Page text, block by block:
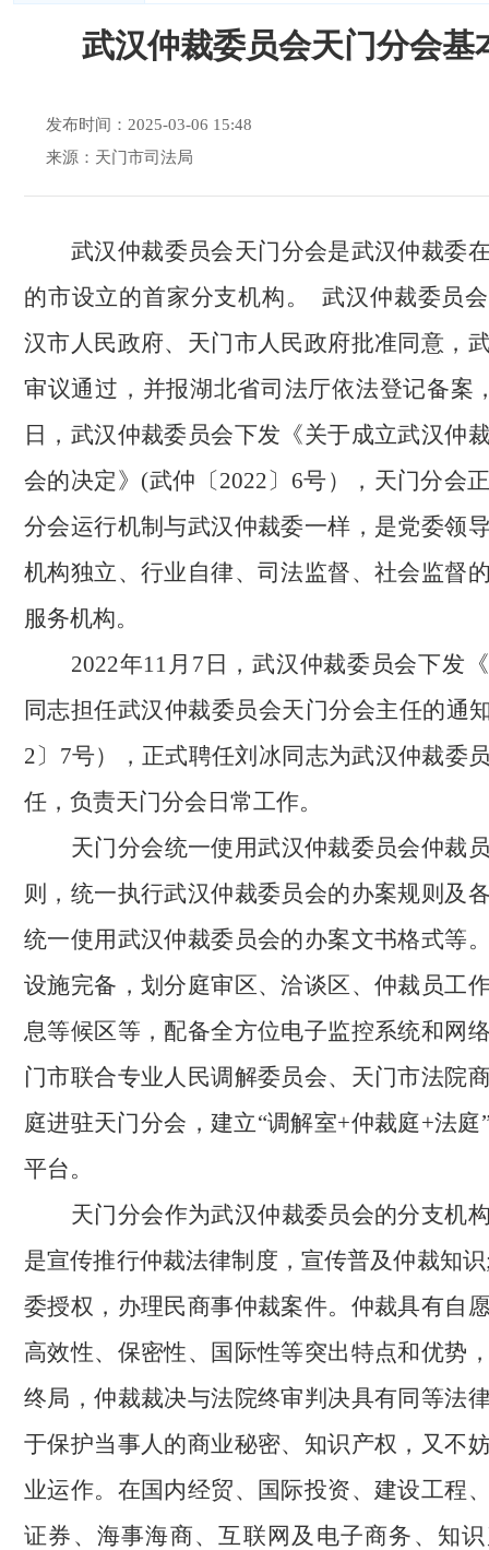
武汉仲裁委员会天门分会基
发布时间：2025-03-06 15:48
来源：天门市司法局
武汉仲裁委员会天门分会是武汉仲裁委
的市设立的首家分支机构。
武汉仲裁委员
汉市人民政府、天门市人民政府批准同意，
审议通过，并报湖北省司法厅依法登记备案
日，武汉仲裁委员会下发《关于成立武汉仲
会的决定》(武仲〔2022〕6号），天门分会
分会运行机制与武汉仲裁委一样，是党委领
机构独立、行业自律、司法监督、社会监督
服务机构。
2022年11月7日，武汉仲裁委员会下发
同志担任武汉仲裁委员会天门分会主任的通
2〕7号），正式聘任刘冰同志为武汉仲裁委
任，负责天门分会日常工作。
天门分会统一使用武汉仲裁委员会仲裁
则，统一执行武汉仲裁委员会的办案规则及
统一使用武汉仲裁委员会的办案文书格式等
设施完备，划分庭审区、洽谈区、仲裁员工
息等候区等 ，配备全方位电子监控系统和网
门市联合专业人民调解委员会、天门市法院
庭进驻天门分会，建立“调解室+仲裁庭+法庭
平台。
天门分会作为武汉仲裁委员会的分支机
是宣传推行仲裁法律制度，宣传普及仲裁知识
委授权，办理民商事仲裁案件。 仲裁具有自
高效性、保密性、国际性等突出特点和优势
终局，仲裁裁决与法院终审判决具有同等法
于保护当事人的商业秘密、知识产权，又不
业运作。 在国内经贸、
国际投资、建设工程
证券、海事海商、互联网及电子商务、知